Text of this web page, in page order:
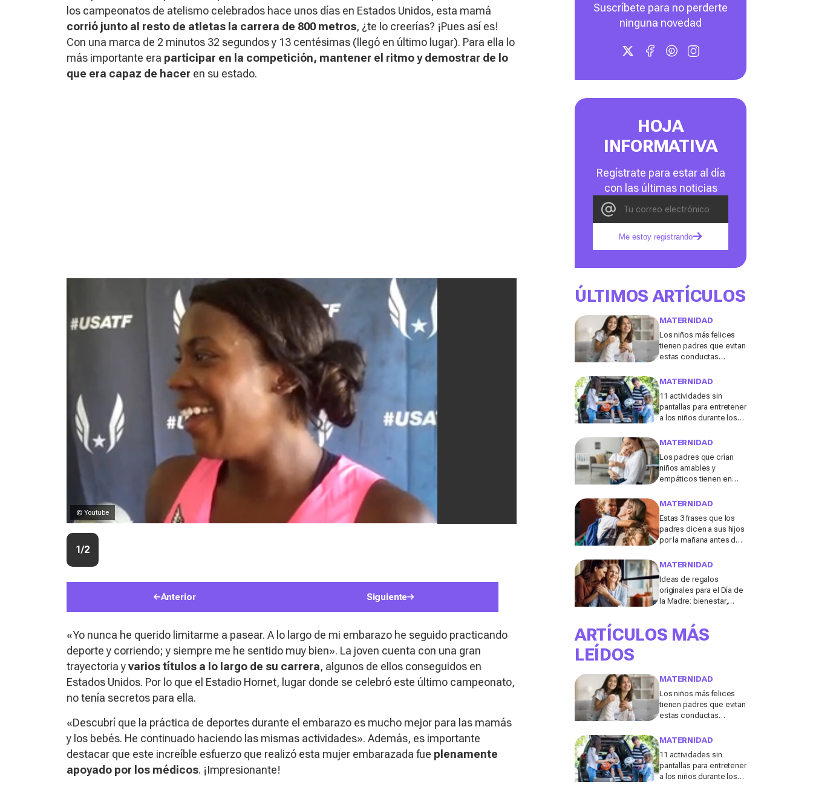
los campeonatos de atelismo celebrados hace unos días en Estados Unidos, esta mamá
corrió junto al resto de atletas la carrera de 800 metros, ¿te lo creerías? ¡Pues así es!
Con una marca de 2 minutos 32 segundos y 13 centésimas (llegó en último lugar). Para ella lo
más importante era participar en la competición, mantener el ritmo y demostrar de lo
que era capaz de hacer en su estado.
© Youtube
1/2
Anterior Siguiente
«Yo nunca he querido limitarme a pasear. A lo largo de mi embarazo he seguido practicando
deporte y corriendo; y siempre me he sentido muy bien». La joven cuenta con una gran
trayectoria yvarios títulos a lo largo de su carrera, algunos de ellos conseguidos en
Estados Unidos. Por lo que el Estadio Hornet, lugar donde se celebró este último campeonato,
no tenía secretos para ella.
«Descubrí que la práctica de deportes durante el embarazo es mucho mejor para las mamás
y los bebés. He continuado haciendo las mismas actividades». Además, es importante
destacar que este increíble esfuerzo que realizó esta mujer embarazada fue plenamente
apoyado por los médicos. ¡Impresionante!
Suscríbete para no perderte
ninguna novedad
HOJA
INFORMATIVA
Regístrate para estar al día
con las últimas noticias
Me estoy registrando
ÚLTIMOS ARTÍCULOS
MATERNIDAD
Los niños más felices
tienen padres que evitan
estas conductas
menudo se consideran
expertos
MATERNIDAD
11 actividades sin
pantallas para entretener
a los niños durante los
coche, tren o avión
MATERNIDAD
Los padres que crían
niños amables y
empáticos tienen en
según un experto en
MATERNIDAD
Estas 3 frases que los
padres dicen a sus hijos
por la mañana antes de ir
molestar a los
MATERNIDAD
Ideas de regalos
originales para el Día de
la Madre: bienestar,
para compartir con ella
ARTÍCULOS MÁS
LEÍDOS
MATERNIDAD
Los niños más felices
tienen padres que evitan
estas conductas
menudo se consideran
expertos
MATERNIDAD
11 actividades sin
pantallas para entretener
a los niños durante los